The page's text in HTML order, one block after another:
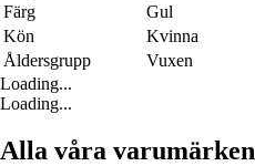
Färg
Gul
Kön
Kvinna
Åldersgrupp
Vuxen
Loading...
Loading...
Alla våra varumärken